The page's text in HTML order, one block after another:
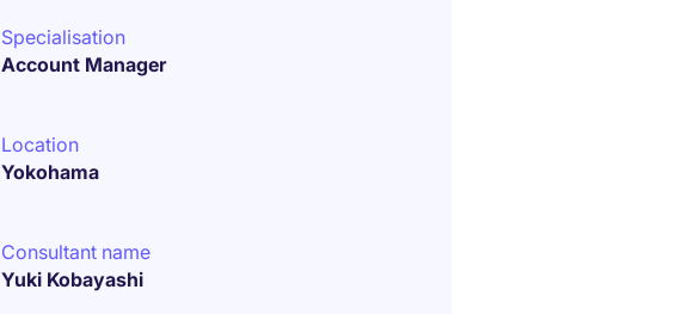
Specialisation
Account Manager
Location
Yokohama
Consultant name
Yuki Kobayashi